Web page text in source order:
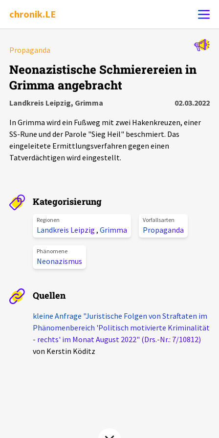
chronik.LE
Chronik
Leipziger Zustände
Phänomene
Aktuelles
Alle Beiträge
Pressemitteilungen
Podcasts
Über uns
Projektbeschreibung
Unterstützer_innen
Propaganda
Neonazistische Schmierereien in
Grimma angebracht
Landkreis Leipzig, Grimma
02.03.2022
In Grimma wird ein Fußweg mit zwei Hakenkreuzen, einer
SS-Rune und der Parole "Sieg Heil" beschmiert. Das
eingeleitete Ermittlungsverfahren gegen einen
Tatverdächtigen wird eingestellt.
Kategorisierung
Regionen
Landkreis Leipzig , Grimma
Vorfallsarten
Propaganda
Phänomene
Neonazismus
Quellen
kleine Anfrage "Juristische Folgen von Straftaten im
Phänomenbereich 'Politisch motivierte Kriminalität
- rechts' im Monat August 2022" (Drs.-Nr.: 7/10812)
von Kerstin Köditz
Alle Ereignisse
Ereignisse
Ereignisse Statistik